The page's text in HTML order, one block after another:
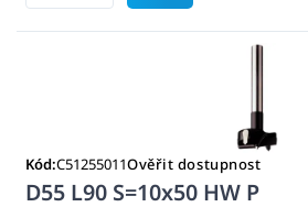
Kód:C51255011Ověřit dostupnost
D55 L90 S=10x50 HW P